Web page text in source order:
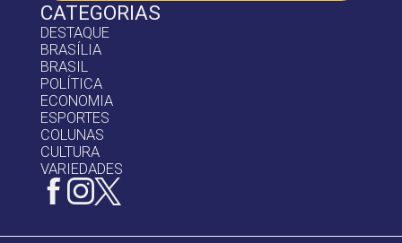
CATEGORIAS
DESTAQUE
BRASÍLIA
BRASIL
POLÍTICA
ECONOMIA
ESPORTES
COLUNAS
CULTURA
VARIEDADES